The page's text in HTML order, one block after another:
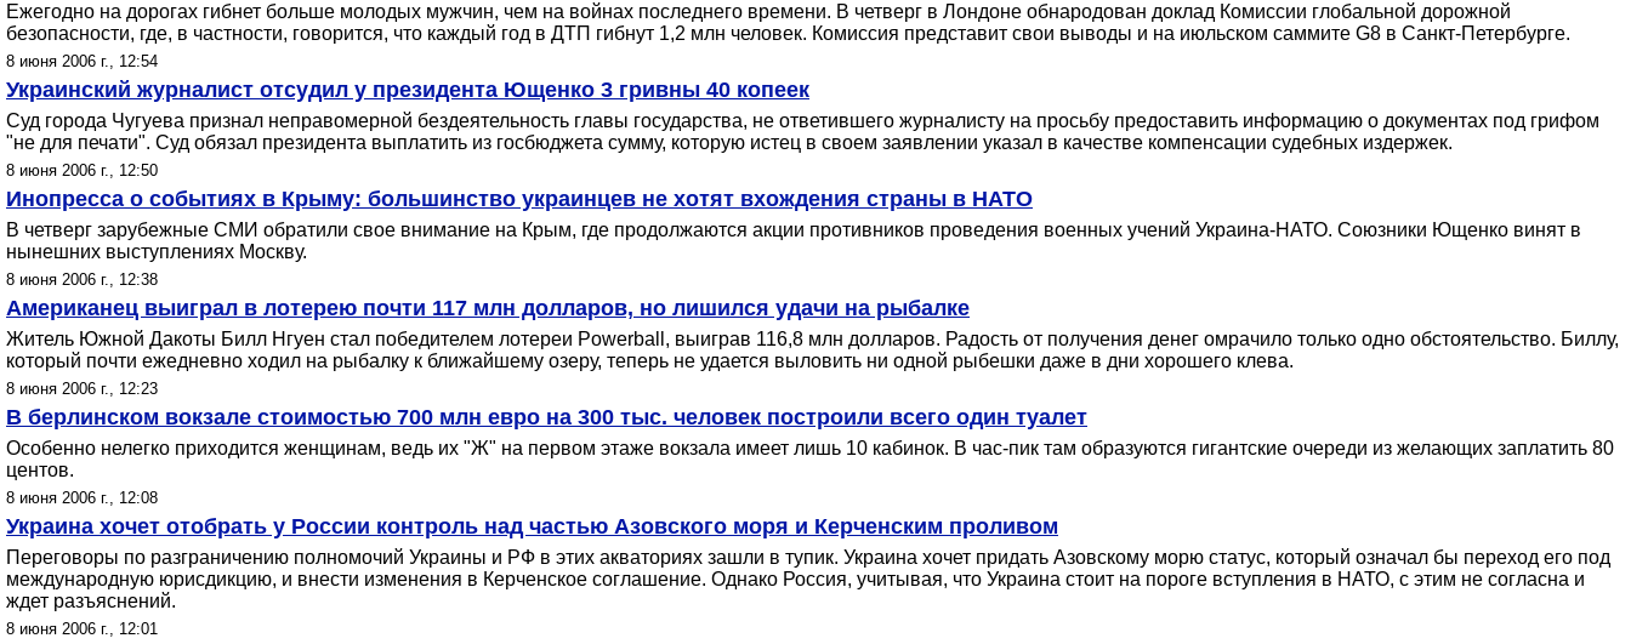
Ежегодно на дорогах гибнет больше молодых мужчин, чем на войнах последнего времени. В четверг в Лондоне обнародован доклад Комиссии глобальной дорожной
безопасности, где, в частности, говорится, что каждый год в ДТП гибнут 1,2 млн человек. Комиссия представит свои выводы и на июльском саммите G8 в Санкт-Петербурге.
8 июня 2006 г., 12:54
Украинский журналист отсудил у президента Ющенко 3 гривны 40 копеек
Суд города Чугуева признал неправомерной бездеятельность главы государства, не ответившего журналисту на просьбу предоставить информацию о документах под грифом
"не для печати". Суд обязал президента выплатить из госбюджета сумму, которую истец в своем заявлении указал в качестве компенсации судебных издержек.
8 июня 2006 г., 12:50
Инопресса о событиях в Крыму: большинство украинцев не хотят вхождения страны в НАТО
В четверг зарубежные СМИ обратили свое внимание на Крым, где продолжаются акции противников проведения военных учений Украина-НАТО. Союзники Ющенко винят в
нынешних выступлениях Москву.
8 июня 2006 г., 12:38
Американец выиграл в лотерею почти 117 млн долларов, но лишился удачи на рыбалке
Житель Южной Дакоты Билл Нгуен стал победителем лотереи Powerball, выиграв 116,8 млн долларов. Радость от получения денег омрачило только одно обстоятельство. Биллу,
который почти ежедневно ходил на рыбалку к ближайшему озеру, теперь не удается выловить ни одной рыбешки даже в дни хорошего клева.
8 июня 2006 г., 12:23
В берлинском вокзале стоимостью 700 млн евро на 300 тыс. человек построили всего один туалет
Особенно нелегко приходится женщинам, ведь их "Ж" на первом этаже вокзала имеет лишь 10 кабинок. В час-пик там образуются гигантские очереди из желающих заплатить 80
центов.
8 июня 2006 г., 12:08
Украина хочет отобрать у России контроль над частью Азовского моря и Керченским проливом
Переговоры по разграничению полномочий Украины и РФ в этих акваториях зашли в тупик. Украина хочет придать Азовскому морю статус, который означал бы переход его под
международную юрисдикцию, и внести изменения в Керченское соглашение. Однако Россия, учитывая, что Украина стоит на пороге вступления в НАТО, с этим не согласна и
ждет разъяснений.
8 июня 2006 г., 12:01